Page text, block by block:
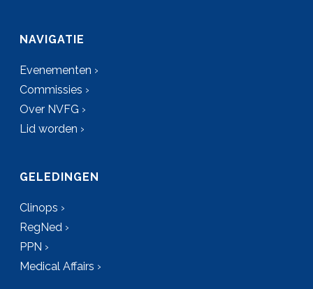
NAVIGATIE
Evenementen ›
Commissies ›
Over NVFG ›
Lid worden ›
GELEDINGEN
Clinops ›
RegNed ›
PPN ›
Medical Affairs ›